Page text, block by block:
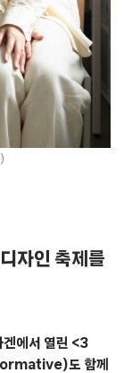
자인 축제를
에서 열린 <3
도 함께